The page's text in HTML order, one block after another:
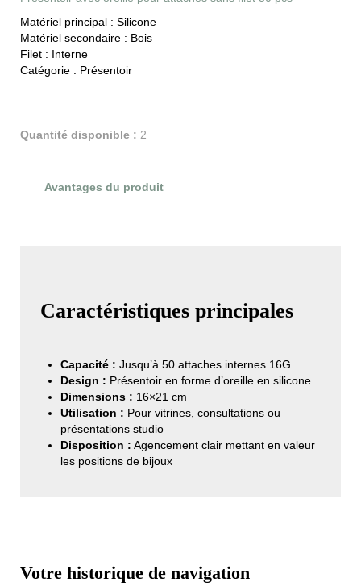
Matériel principal : Silicone
Matériel secondaire : Bois
Filet : Interne
Catégorie : Présentoir
Quantité disponible : 2
Avantages du produit
Caractéristiques principales
Capacité : Jusqu’à 50 attaches internes 16G
Design : Présentoir en forme d’oreille en silicone
Dimensions : 16×21 cm
Utilisation : Pour vitrines, consultations ou
présentations studio
Disposition : Agencement clair mettant en valeur
les positions de bijoux
Votre historique de navigation